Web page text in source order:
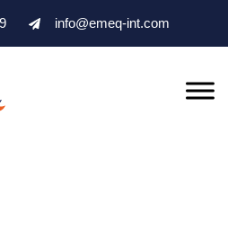
info@emeq-int.com